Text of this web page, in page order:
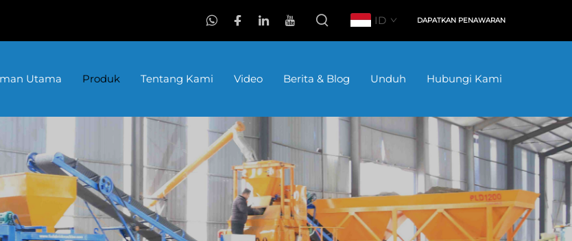
ID DAPATKAN PENAWARAN
Utama Produk Tentang Kami Video Berita & Blog Unduh Hubungi Kami